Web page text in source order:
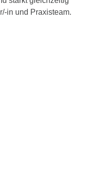
in und Praxisteam.